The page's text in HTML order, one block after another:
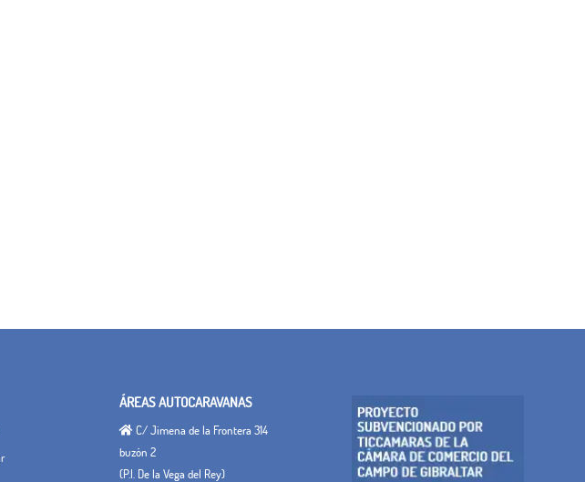
ÁREAS AUTOCARAVANAS
C/ Jimena de la Frontera 314
buzón 2
(P.I. De la Vega del Rey)